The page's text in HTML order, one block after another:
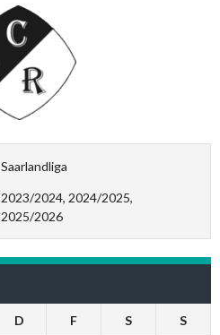
Saarlandliga
2023/2024, 2024/2025,
2025/2026
D F S S